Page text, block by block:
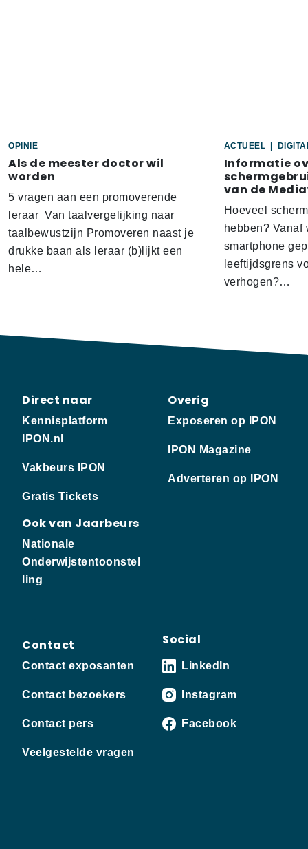
OPINIE
Als de meester doctor wil
worden
5 vragen aan een promoverende
leraar Van taalvergelijking naar
taalbewustzijn Promoveren naast je
drukke baan als leraar (b)lijkt een
hele…
ACTUEEL
Informatie
van de
Hoeveel
hebben?
smartphone
leeftijdsgrens
verhogen?…
Direct naar
Kennisplatform
IPON.nl
Vakbeurs IPON
Gratis Tickets
Ook van Jaarbeurs
Nationale
Onderwijstentoonstel
ling
Overig
Exposeren op IPON
IPON Magazine
Adverteren op IPON
Contact
Contact exposanten
Contact bezoekers
Contact pers
Veelgestelde vragen
Social
LinkedIn
Instagram
Facebook